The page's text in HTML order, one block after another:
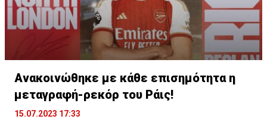
Ανακοινώθηκε με κάθε επισημότητα η
μεταγραφή-ρεκόρ του Ράις!
15.07.2023 17:33